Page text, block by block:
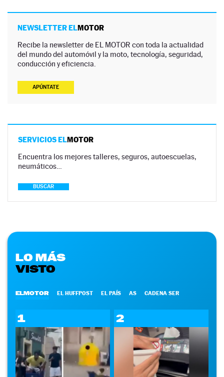
NEWSLETTER ELMOTOR
Recibe la newsletter de EL MOTOR con toda la actualidad
del mundo del automóvil y la moto, tecnología, seguridad,
conducción y eficiencia.
APÚNTATE
SERVICIOS ELMOTOR
Encuentra los mejores talleres, seguros, autoescuelas,
neumáticos…
BUSCAR
LO MÁS
VISTO
ELMOTOR EL HUFFPOST EL PAÍS AS CADENA SER
1 2